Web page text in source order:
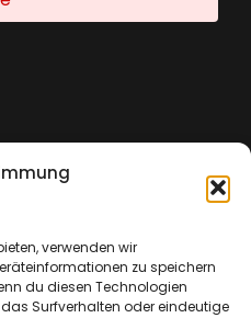
verwenden wir
zu speichern
du diesen Technologien
Surfverhalten oder eindeutige